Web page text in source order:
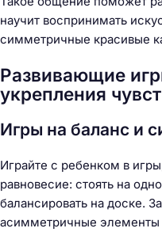
научит воспринимать
симметричные красивые
Развивающие
укрепления
Игры на баланс и
Играйте с ребенком в
равновесие: стоять на
балансировать на доске.
асимметричные